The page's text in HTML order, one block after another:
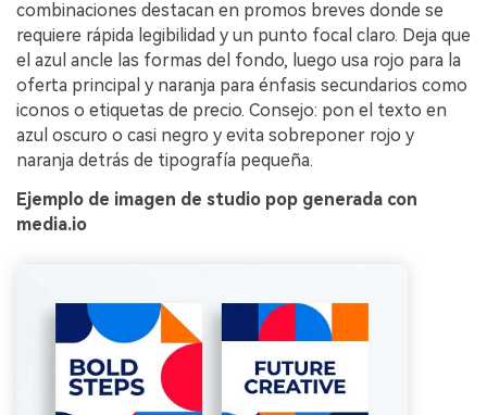
combinaciones destacan en promos breves donde se
requiere rápida legibilidad y un punto focal claro. Deja que
el azul ancle las formas del fondo, luego usa rojo para la
oferta principal y naranja para énfasis secundarios como
iconos o etiquetas de precio. Consejo: pon el texto en
azul oscuro o casi negro y evita sobreponer rojo y
naranja detrás de tipografía pequeña.
Ejemplo de imagen de studio pop generada con
media.io